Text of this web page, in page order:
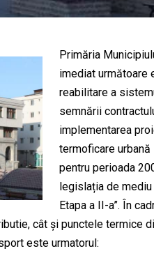
Primăria
imediat următoare
reabilitare a
semnării
implementarea
termoficare
pentru perioada
legislația de
Etapa a II-a”. În
cât și punctele termice
este urmatorul: